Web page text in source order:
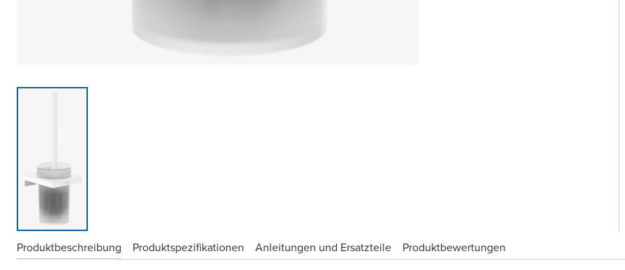
Produktbeschreibung Produktspezifikationen Anleitungen und Ersatzteile
Produktbewertungen